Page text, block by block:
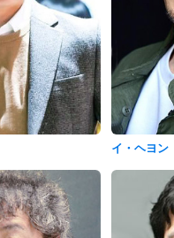
イ・ヘヨン